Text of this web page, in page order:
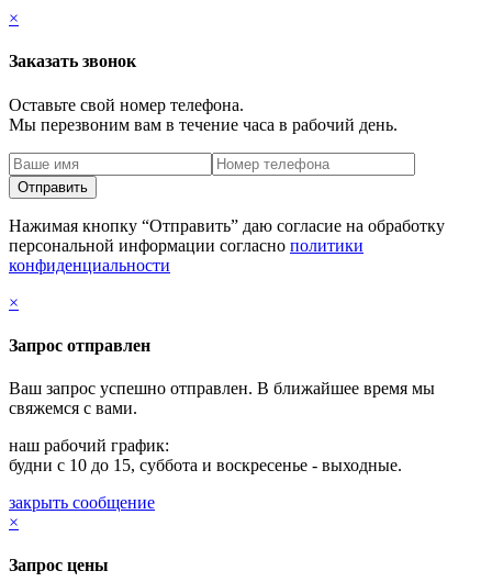
×
Заказать звонок
Оставьте свой номер телефона.
Мы перезвоним вам в течение часа в рабочий день.
Нажимая кнопку “Отправить” даю согласие на обработку
персональной информации согласно политики
конфиденциальности
×
Запрос отправлен
Ваш запрос успешно отправлен. В ближайшее время мы
свяжемся с вами.
наш рабочий график:
будни с 10 до 15, суббота и воскресенье - выходные.
закрыть сообщение
×
Запрос цены